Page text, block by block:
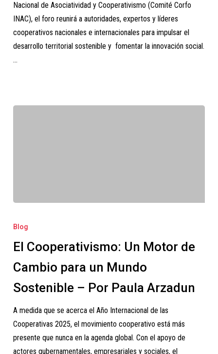
la
Conferencia
Internacional
Productividad
y
Nacional de Asociatividad y Cooperativismo (Comité Corfo
INAC), el foro reunirá a autoridades, expertos y líderes
cooperativos nacionales e internacionales para impulsar el
desarrollo territorial sostenible y fomentar la innovación social.
…
Cooperativismo:
Motor
de
para
Blog
El Cooperativismo: Un Motor de
Cambio para un Mundo
Sostenible – Por Paula Arzadun
A medida que se acerca el Año Internacional de las
Cooperativas 2025, el movimiento cooperativo está más
presente que nunca en la agenda global. Con el apoyo de
actores gubernamentales, empresariales y sociales, el